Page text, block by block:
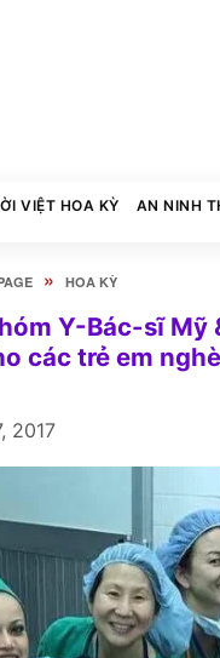
VIỆT HOA KỲ AN NINH
» HOA KỲ
Y-Bác-sĩ
các trẻ em
2017